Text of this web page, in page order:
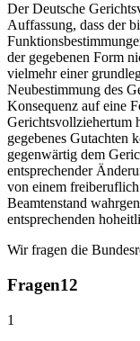
Der Deutsche
Auffassung, dass der
der gegebenen Form
vielmehr einer
Neubestimmung des
Konsequenz auf eine
Gerichtsvollziehertum
gegebenes Gutachten
gegenwärtig dem
entsprechender
von einem
Beamtenstand
entsprechenden
Wir fragen die
Fragen12
1